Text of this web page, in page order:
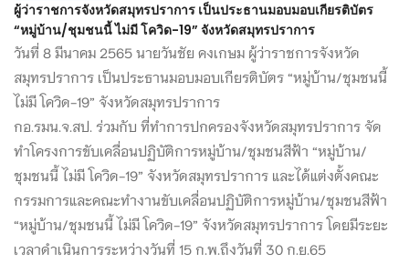
ผู้ว่าราชการจังหวัดสมุทรปราการ เป็นประธานมอบมอบเกียรติบัตร
“หมู่บ้าน/ชุมชนนี้ ไม่มี โควิด-19” จังหวัดสมุทรปราการ
วันที่ 8 มีนาคม 2565 นายวันชัย คงเกษม ผู้ว่าราชการจังหวัด
สมุทรปราการ เป็นประธานมอบมอบเกียรติบัตร “หมู่บ้าน/ชุมชนนี้
ไม่มี โควิด-19” จังหวัดสมุทรปราการ
กอ.รมน.จ.สป. ร่วมกับ ที่ทำการปกครองจังหวัดสมุทรปราการ จัด
ทำโครงการขับเคลื่อนปฏิบัติการหมู่บ้าน/ชุมชนสีฟ้า “หมู่บ้าน/
ชุมชนนี้ ไม่มี โควิด-19” จังหวัดสมุทรปราการ และได้แต่งตั้งคณะ
กรรมการและคณะทำงานขับเคลื่อนปฏิบัติการหมู่บ้าน/ชุมชนสีฟ้า
“หมู่บ้าน/ชุมชนนี้ ไม่มี โควิด-19” จังหวัดสมุทรปราการ โดยมีระยะ
เวลาดำเนินการระหว่างวันที่ 15 ก.พ.ถึงวันที่ 30 ก.ย.65